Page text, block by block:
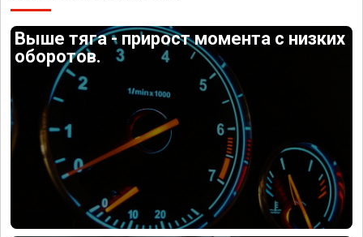
Выше тяга - прирост момента с низких
оборотов.